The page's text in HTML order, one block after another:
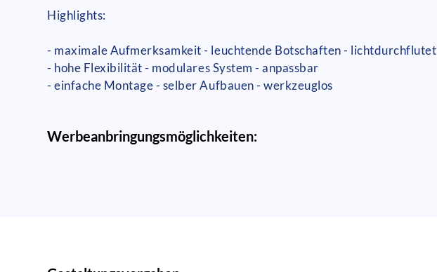
Highlights:
- maximale Aufmerksamkeit - leuchtende Botschaften - lichtdurchflutet
- hohe Flexibilität - modulares System - anpassbar
- einfache Montage - selber Aufbauen - werkzeuglos
Werbeanbringungsmöglichkeiten: